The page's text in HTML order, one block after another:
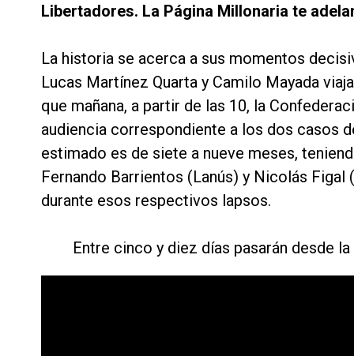
Libertadores. La Página Millonaria te
La historia se acerca a sus momentos
Lucas Martínez Quarta y Camilo Mayada
que mañana, a partir de las 10, la
audiencia correspondiente a los dos casos
estimado es de siete a nueve meses,
Fernando Barrientos (Lanús) y Nicolás
durante esos respectivos lapsos.
Entre cinco y diez días pasarán desde